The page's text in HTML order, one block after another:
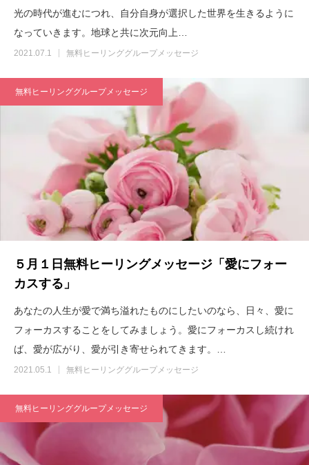
光の時代が進むにつれ、自分自身が選択した世界を生きるように
なっていきます。地球と共に次元向上…
2021.07.1 無料ヒーリンググループメッセージ
無料ヒーリンググループメッセージ
５月１日無料ヒーリングメッセージ「愛にフォー
カスする」
あなたの人生が愛で満ち溢れたものにしたいのなら、日々、愛に
フォーカスすることをしてみましょう。愛にフォーカスし続けれ
ば、愛が広がり、愛が引き寄せられてきます。…
2021.05.1 無料ヒーリンググループメッセージ
無料ヒーリンググループメッセージ